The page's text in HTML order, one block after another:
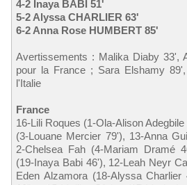
4-2 Inaya BABI 51'
5-2 Alyssa CHARLIER 63'
6-2 Anna Rose HUMBERT 85'
Avertissements : Malika Diaby 33',
pour la France ; Sara Elshamy
l'Italie
France
16-Lili Roques (1-Ola-Alison
(3-Louane Mercier 79'), 13-Anna
2-Chelsea Fah (4-Mariam Dramé
(19-Inaya Babi 46'), 12-Leah Neyr
Eden Alzamora (18-Alyssa Charlier